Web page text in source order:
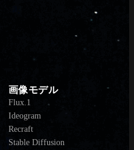
画像モデル
Flux.1
Ideogram
Recraft
Stable Diffusion